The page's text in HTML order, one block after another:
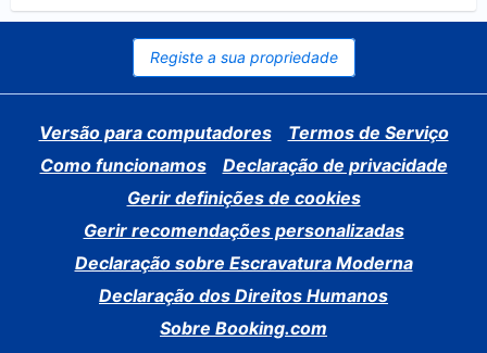
Registe a sua propriedade
Versão para computadores
Termos de Serviço
Como funcionamos
Declaração de privacidade
Gerir definições de cookies
Gerir recomendações personalizadas
Declaração sobre Escravatura Moderna
Declaração dos Direitos Humanos
Sobre Booking.com